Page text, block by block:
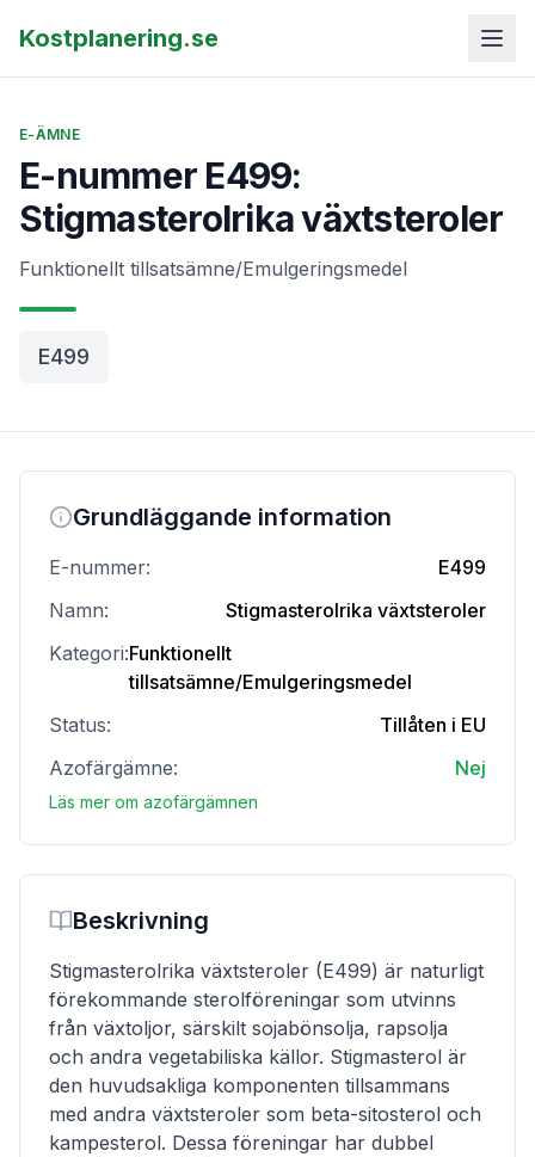
Kostplanering.se
E-ÄMNE
E-nummer E499:
Stigmasterolrika växtsteroler
Funktionellt tillsatsämne/Emulgeringsmedel
E499
Grundläggande information
E-nummer:
E499
Namn:
Stigmasterolrika växtsteroler
Kategori:Funktionellt
tillsatsämne/Emulgeringsmedel
Status:
Tillåten i EU
Azofärgämne:
Nej
Läs mer om azofärgämnen
Beskrivning
Stigmasterolrika växtsteroler (E499) är naturligt
förekommande sterolföreningar som utvinns
från växtoljor, särskilt sojabönsolja, rapsolja
och andra vegetabiliska källor. Stigmasterol är
den huvudsakliga komponenten tillsammans
med andra växtsteroler som beta-sitosterol och
kampesterol. Dessa föreningar har dubbel